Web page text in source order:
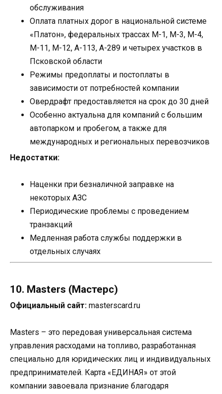
обслуживания
Оплата платных дорог в национальной системе
«Платон», федеральных трассах М-1, М-3, М-4,
М-11, М-12, А-113, А-289 и четырех участков в
Псковской области
Режимы предоплаты и постоплаты в
зависимости от потребностей компании
Овердрафт предоставляется на срок до 30 дней
Особенно актуальна для компаний с большим
автопарком и пробегом, а также для
международных и региональных перевозчиков
Недостатки:
Наценки при безналичной заправке на
некоторых АЗС
Периодические проблемы с проведением
транзакций
Медленная работа службы поддержки в
отдельных случаях
10. Masters (Мастерс)
Официальный сайт: masterscard.ru
Masters – это передовая универсальная система
управления расходами на топливо, разработанная
специально для юридических лиц и индивидуальных
предпринимателей. Карта «ЕДИНАЯ» от этой
компании завоевала признание благодаря